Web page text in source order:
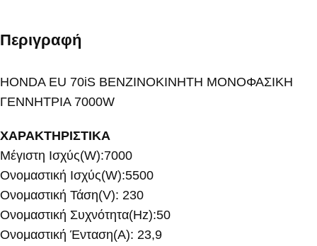
Περιγραφή
HONDA EU 70iS ΒΕΝΖΙΝΟΚΙΝΗΤΗ ΜΟΝΟΦΑΣΙΚΗ
ΓΕΝΝΗΤΡΙΑ 7000W
ΧΑΡΑΚΤΗΡΙΣΤΙΚΑ
Μέγιστη Ισχύς(W):7000
Ονομαστική Ισχύς(W):5500
Ονομαστική Τάση(V): 230
Ονομαστική Συχνότητα(Hz):50
Ονομαστική Ένταση(Α): 23,9